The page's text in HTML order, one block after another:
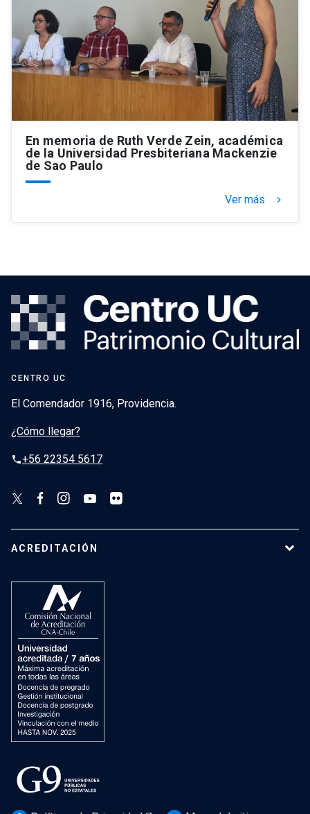
En memoria de Ruth Verde Zein, académica
de la Universidad Presbiteriana Mackenzie
de Sao Paulo
Ver más keyboard_arrow_right
CENTRO UC
El Comendador 1916, Providencia.
¿Cómo llegar?
phone+56 22354 5617
ACREDITACIÓN